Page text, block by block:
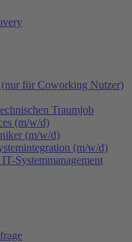
für Coworking Nutzer)
Traumjob
(m/w/d)
(m/w/d)
(m/w/d)
Systemmanagement